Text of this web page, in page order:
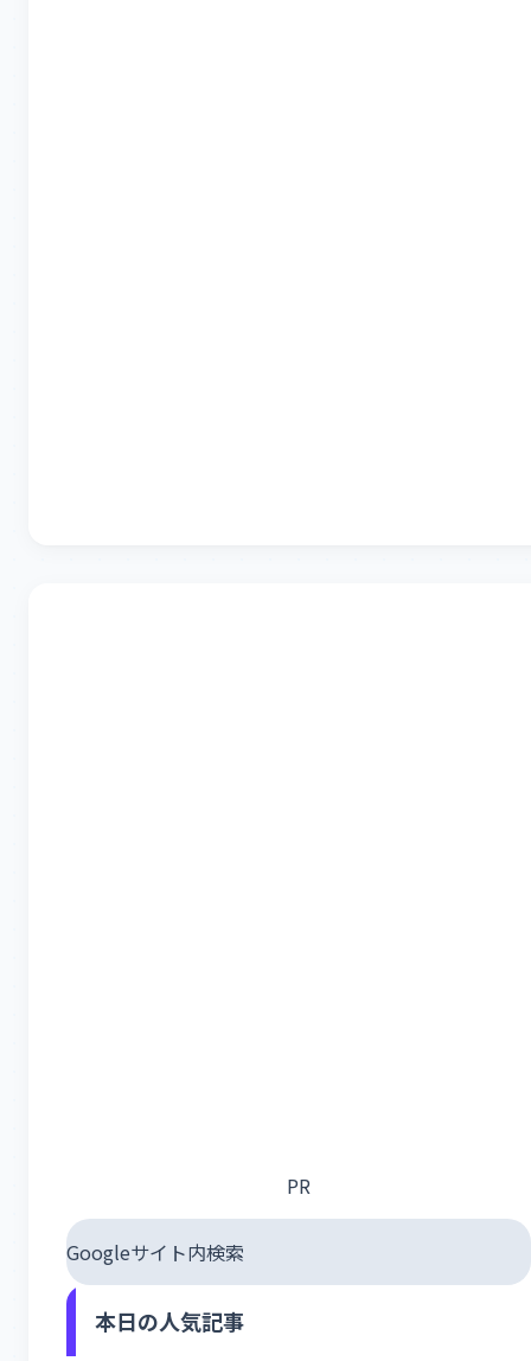
PR
Googleサイト内検索
本日の人気記事